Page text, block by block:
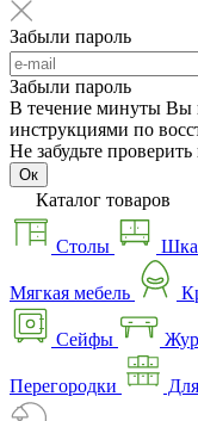
Забыли пароль
Забыли пароль
В течение минуты Вы
инструкциями по
Не забудьте
Ок
Каталог товаров
Столы
Мягкая мебель
Сейфы
Перегородки